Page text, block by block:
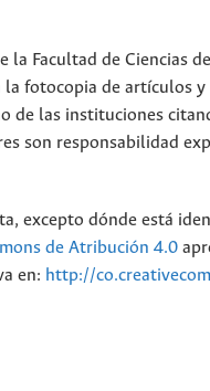
la Facultad de Ciencias
fotocopia de artículos
de las instituciones
son responsabilidad
excepto dónde está
de Atribución 4.0
en: http://